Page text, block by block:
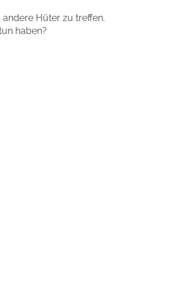
Hüter zu treffen.
haben?